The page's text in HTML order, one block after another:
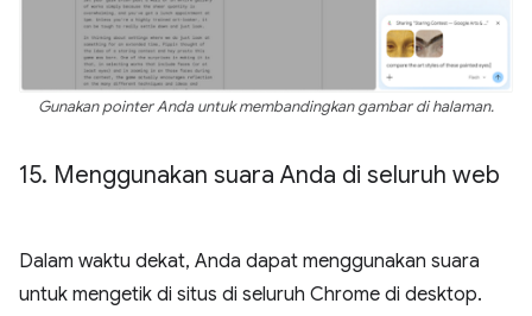
Gunakan pointer Anda untuk membandingkan gambar di halaman.
15. Menggunakan suara Anda di seluruh web
Dalam waktu dekat, Anda dapat menggunakan suara
untuk mengetik di situs di seluruh Chrome di desktop.